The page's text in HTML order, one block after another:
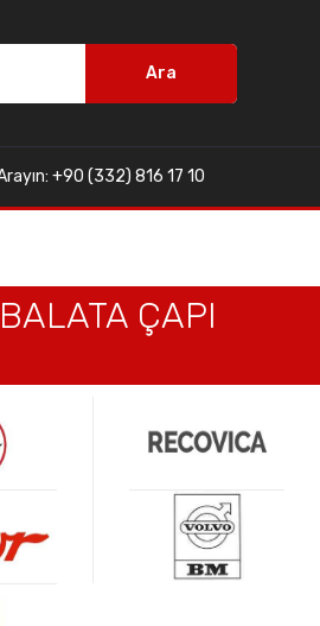
Ara
+90 (332) 816 17 10
ÇAPI